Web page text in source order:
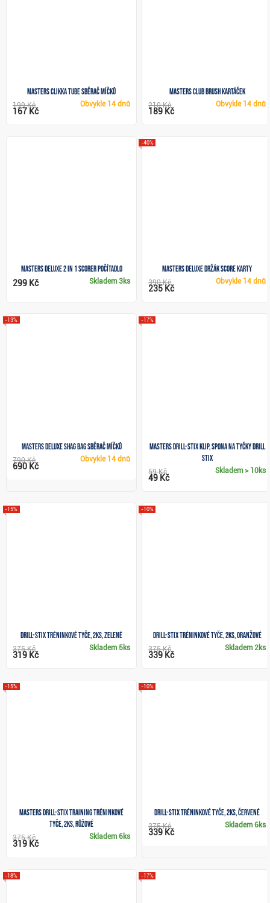
Masters Clikka Tube sběrač míčků
Obvykle 14 dnů
199 Kč
167 Kč
Masters Club Brush kartáček
Obvykle 14 dnů
210 Kč
189 Kč
Masters Deluxe 2 In 1 Scorer počítadlo
Skladem3ks
299 Kč
Masters Deluxe držák score karty
-40%
Obvykle 14 dnů
390 Kč
235 Kč
Masters Deluxe Shag Bag sběrač míčků
-13%
Obvykle 14 dnů
790 Kč
690 Kč
Masters Drill-Stix Klip, spona na tyčky Drill
Stix
-17%
Skladem> 10ks
59 Kč
49 Kč
Drill-Stix tréninkové tyče, 2ks, zelené
-15%
Skladem 5ks
375 Kč
319 Kč
Drill-Stix tréninkové tyče, 2ks, oranžové
-10%
Skladem2ks
375 Kč
339 Kč
Masters Drill-Stix Training tréninkové
tyče, 2ks, růžové
-15%
Skladem6ks
375 Kč
319 Kč
Drill-Stix tréninkové tyče, 2ks, červené
-10%
Skladem6ks
375 Kč
339 Kč
-18% -17%